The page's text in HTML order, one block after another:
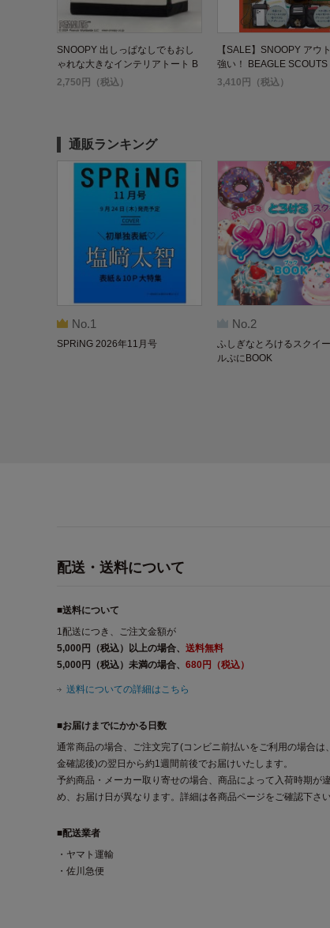
SNOOPY 出しっぱなしでもおし
ゃれな大きなインテリアトート B
OOK BOOK CLUB ver.
2,750円（税込）
【SALE】SNOOPY アウ
強い！ BEAGLE SCOUTS
機能ショルダーバッグ
3,410円（税込）
通販ランキング
No.1
SPRiNG 2026年11月号
No.2
ふしぎなとろけるスクイ
ルぷにBOOK
配送・送料について
■送料について
1配送につき、ご注文金額が
5,000円（税込）以上の場合、 送料無料
5,000円（税込）未満の場合、 680円（税込）
送料についての詳細はこちら
■お届けまでにかかる日数
通常商品の場合、ご注文完了(コンビニ前払いをご利用の場合は
金確認後)の翌日から約1週間前後でお届けいたします。
予約商品・メーカー取り寄せの場合、商品によって入荷時期が
め、お届け日が異なります。詳細は各商品ページをご確認下さい
■配送業者
・ヤマト運輸
・佐川急便